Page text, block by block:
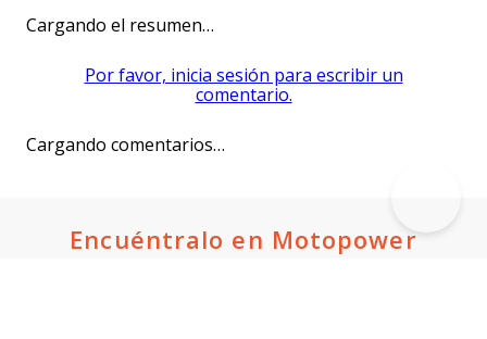
Cargando el resumen…
Por favor, inicia sesión para escribir un
comentario.
Cargando comentarios…
Encuéntralo en Motopower